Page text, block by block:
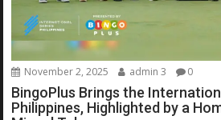
November 2, 2025 admin 3 0
BingoPlus Brings the
Philippines, Highlighted by a